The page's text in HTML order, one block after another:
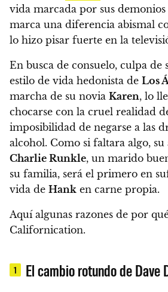
vida marcada por sus demonios
marca una diferencia abismal
lo hizo pisar fuerte en la
En busca de consuelo, culpa de
estilo de vida hedonista de Los
marcha de su novia Karen, lo
chocarse con la cruel realidad
imposibilidad de negarse a las
alcohol. Como si faltara algo,
Charlie Runkle, un marido
su familia, será el primero en
vida de Hank en carne propia.
Aquí algunas razones de por
Californication.
1 El cambio rotundo de Dave